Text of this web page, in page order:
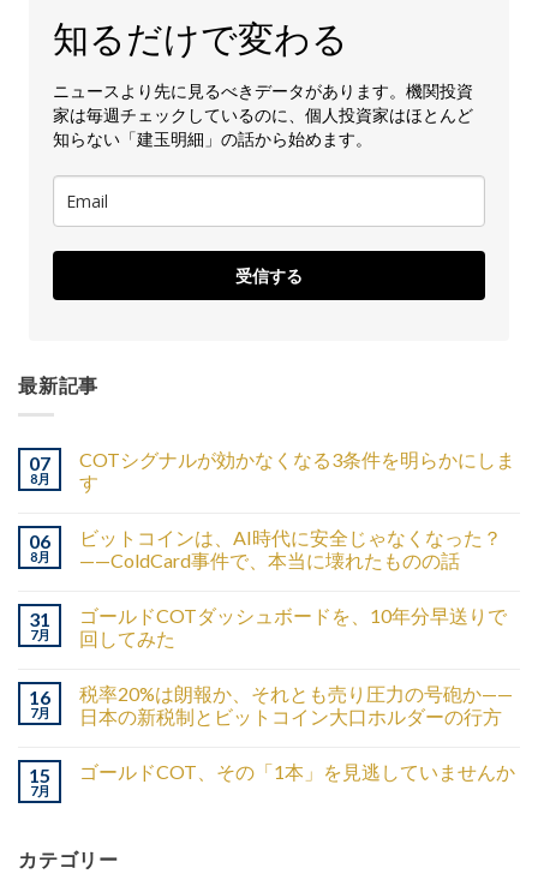
知るだけで変わる
ニュースより先に見るべきデータがあります。機関投資
家は毎週チェックしているのに、個人投資家はほとんど
知らない「建玉明細」の話から始めます。
受信する
最新記事
07
8月
COTシグナルが効かなくなる3条件を明らかにしま
す
06
8月
ビットコインは、AI時代に安全じゃなくなった？
——ColdCard事件で、本当に壊れたものの話
31
7月
ゴールドCOTダッシュボードを、10年分早送りで
回してみた
16
7月
税率20%は朗報か、それとも売り圧力の号砲か——
日本の新税制とビットコイン大口ホルダーの行方
15
7月
ゴールドCOT、その「1本」を見逃していませんか
カテゴリー